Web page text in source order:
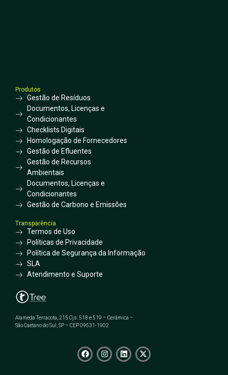
Produtos
Gestão de Resíduos
Documentos, Licenças e
Condicionantes
Checklists Digitais
Homologação de Fornecedores
Gestão de Efluentes
Gestão de Recursos
Ambientais
Documentos, Licenças e
Condicionantes
Gestão de Carbono e Emissões
Transparência
Termos de Uso
Políticas de Privacidade
Política de Segurança da Informação
SLA
Atendimento e Suporte
Alameda Terracota, 215 Cjs. 518 e 519 – Cerâmica –
São Caetano do Sul, SP – CEP 09531-1902